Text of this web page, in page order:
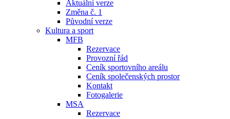
Aktuální verze
Změna č. 1
Původní verze
Kultura a sport
MFB
Rezervace
Provozní řád
Ceník sportovního areálu
Ceník společenských prostor
Kontakt
Fotogalerie
MSA
Rezervace